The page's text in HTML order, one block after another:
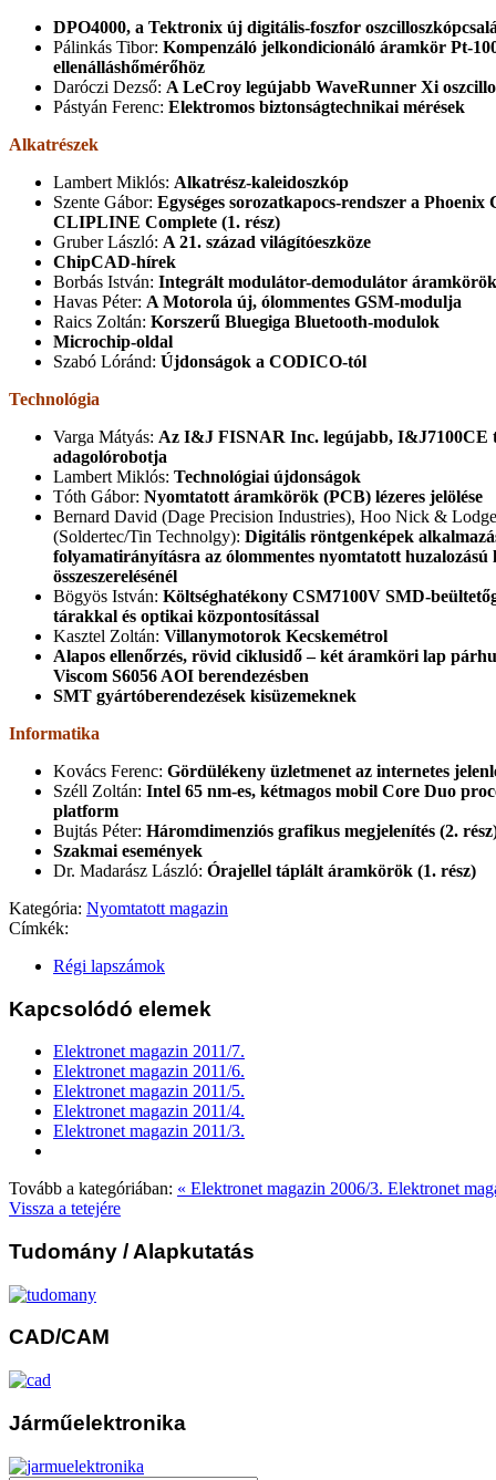
DPO4000, a Tektronix új digitális-foszfor
Pálinkás Tibor: Kompenzáló jelkondicionáló áramkör Pt-
ellenálláshőmérőhöz
Daróczi Dezső: A LeCroy legújabb WaveRunner Xi
Pástyán Ferenc: Elektromos biztonságtechnikai mérések
Alkatrészek
Lambert Miklós: Alkatrész-kaleidoszkóp
Szente Gábor: Egységes sorozatkapocs-rendszer a Phoenix
CLIPLINE Complete (1. rész)
Gruber László: A 21. század világítóeszköze
ChipCAD-hírek
Borbás István: Integrált modulátor-demodulátor
Havas Péter: A Motorola új, ólommentes GSM-modulja
Raics Zoltán: Korszerű Bluegiga Bluetooth-modulok
Microchip-oldal
Szabó Lóránd: Újdonságok a CODICO-tól
Technológia
Varga Mátyás: Az I&J FISNAR Inc. legújabb, I&J7100CE
adagolórobotja
Lambert Miklós: Technológiai újdonságok
Tóth Gábor: Nyomtatott áramkörök (PCB) lézeres jelölése
Bernard David (Dage Precision Industries), Hoo Nick &
(Soldertec/Tin Technolgy): Digitális röntgenképek
folyamatirányításra az ólommentes nyomtatott huzalozású
összeszerelésénél
Bögyös István: Költséghatékony CSM7100V SMD-
tárakkal és optikai központosítással
Kasztel Zoltán: Villanymotorok Kecskemétrol
Alapos ellenőrzés, rövid ciklusidő – két áramköri lap
Viscom S6056 AOI berendezésben
SMT gyártóberendezések kisüzemeknek
Informatika
Kovács Ferenc: Gördülékeny üzletmenet az internetes
Széll Zoltán: Intel 65 nm-es, kétmagos mobil Core Duo
platform
Bujtás Péter: Háromdimenziós grafikus megjelenítés (2.
Szakmai események
Dr. Madarász László: Órajellel táplált áramkörök (1. rész)
Kategória: Nyomtatott magazin
Címkék:
Régi lapszámok
Kapcsolódó elemek
Elektronet magazin 2011/7.
Elektronet magazin 2011/6.
Elektronet magazin 2011/5.
Elektronet magazin 2011/4.
Elektronet magazin 2011/3.
Tovább a kategóriában: « Elektronet magazin 2006/3. Elektronet
Vissza a tetejére
Tudomány / Alapkutatás
CAD/CAM
Járműelektronika